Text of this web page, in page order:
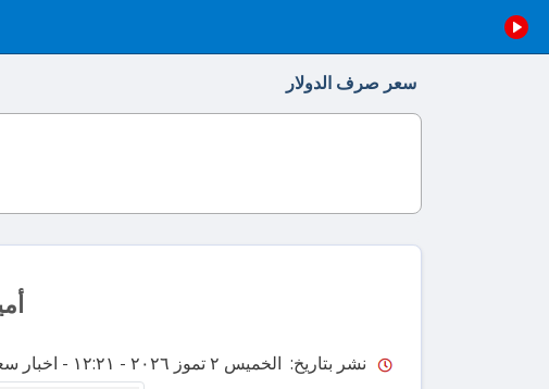
سعر صرف الدولار
نشر بتاريخ: الخميس ٢ تموز ٢٠٢٦ - ١٢:٢١ - اخبار